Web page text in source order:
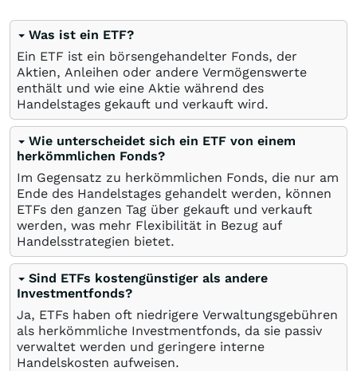
Was ist ein ETF?
Ein ETF ist ein börsengehandelter Fonds, der
Aktien, Anleihen oder andere Vermögenswerte
enthält und wie eine Aktie während des
Handelstages gekauft und verkauft wird.
Wie unterscheidet sich ein ETF von einem
herkömmlichen Fonds?
Im Gegensatz zu herkömmlichen Fonds, die nur am
Ende des Handelstages gehandelt werden, können
ETFs den ganzen Tag über gekauft und verkauft
werden, was mehr Flexibilität in Bezug auf
Handelsstrategien bietet.
Sind ETFs kostengünstiger als andere
Investmentfonds?
Ja, ETFs haben oft niedrigere Verwaltungsgebühren
als herkömmliche Investmentfonds, da sie passiv
verwaltet werden und geringere interne
Handelskosten aufweisen.